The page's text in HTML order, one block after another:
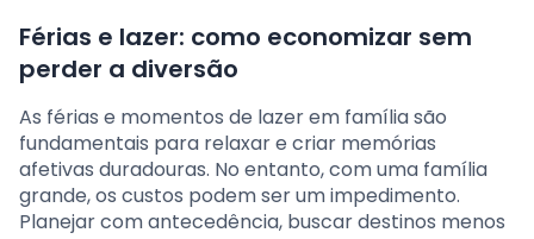
Férias e lazer: como economizar sem
perder a diversão
As férias e momentos de lazer em família são
fundamentais para relaxar e criar memórias
afetivas duradouras. No entanto, com uma família
grande, os custos podem ser um impedimento.
Planejar com antecedência, buscar destinos menos